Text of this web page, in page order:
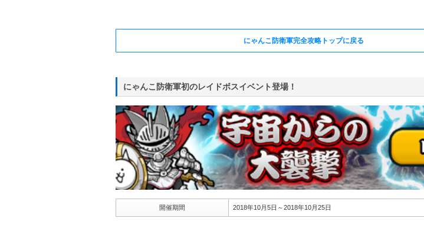
にゃんこ防衛軍完全攻略トップに戻る
にゃんこ防衛軍初のレイドボスイベント登場！
開催期間 2018年10月5日～2018年10月25日